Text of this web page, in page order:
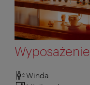
Wyposażenie
Winda